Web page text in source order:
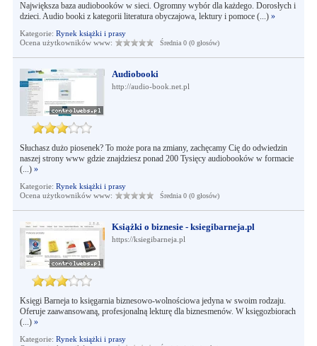
Największa baza audiobooków w sieci. Ogromny wybór dla każdego. Dorosłych i
dzieci. Audio booki z kategorii literatura obyczajowa, lektury i pomoce (...) »
Kategorie: Rynek książki i prasy
Ocena użytkowników www:
Średnia 0 (0 głosów)
Audiobooki
http://audio-book.net.pl
Słuchasz dużo piosenek? To może pora na zmiany, zachęcamy Cię do odwiedzin
naszej strony www gdzie znajdziesz ponad 200 Tysięcy audiobooków w formacie
(...) »
Kategorie: Rynek książki i prasy
Ocena użytkowników www:
Średnia 0 (0 głosów)
Książki o biznesie - ksiegibarneja.pl
https://ksiegibarneja.pl
Księgi Barneja to księgarnia biznesowo-wolnościowa jedyna w swoim rodzaju.
Oferuje zaawansowaną, profesjonalną lekturę dla biznesmenów. W księgozbiorach
(...) »
Kategorie: Rynek książki i prasy